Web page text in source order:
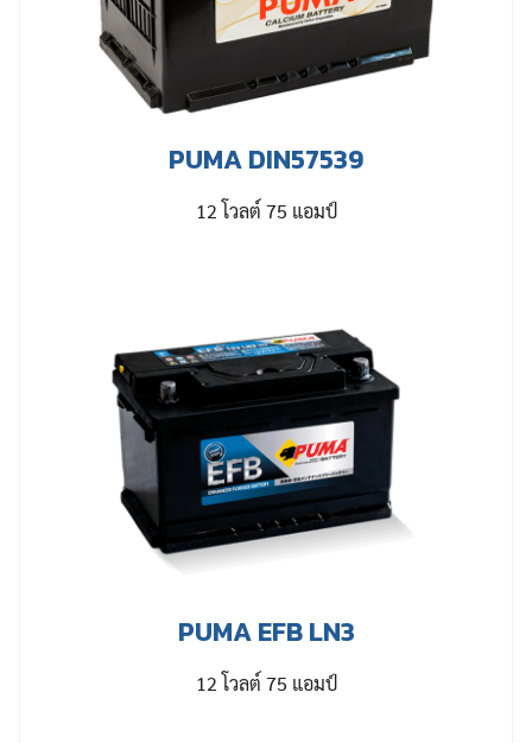
PUMA DIN57539
12 โวลต์ 75 แอมป์
PUMA EFB LN3
12 โวลต์ 75 แอมป์